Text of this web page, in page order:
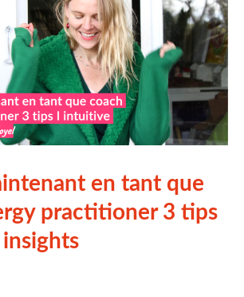
en tant que
practitioner 3 tips